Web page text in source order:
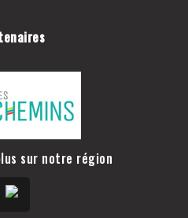
sur notre région